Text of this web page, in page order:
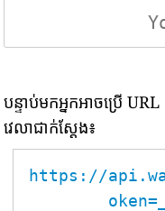
បន្ទាប់មកអ្នកអាចប្រើ
វេលាជាក់ស្តែង៖
https://